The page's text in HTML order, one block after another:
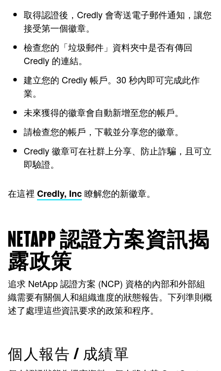
取得認證後，Credly 會寄送電子郵件通知，讓您
接受第一個徽章。
檢查您的「垃圾郵件」資料夾中是否有傳回
Credly 的連結。
建立您的 Credly 帳戶。30 秒內即可完成此作
業。
未來獲得的徽章會自動新增至您的帳戶。
請檢查您的帳戶，下載並分享您的徽章。
Credly 徽章可在社群上分享、防止詐騙，且可立
即驗證。
在這裡 Credly, Inc瞭解您的新徽章。
NETAPP 認證方案資訊揭
露政策
追求 NetApp 認證方案 (NCP) 資格的內部和外部組
織需要有關個人和組織進度的狀態報告。下列準則概
述了處理這些資訊要求的政策和程序。
個人報告 / 成績單